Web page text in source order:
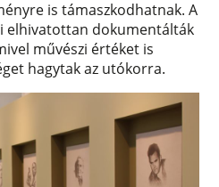
is támaszkodhatnak. A
elhivatottan dokumentálták
művészi értéket is
hagytak az utókorra.